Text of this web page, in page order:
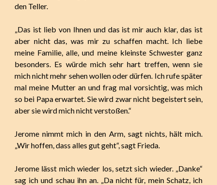
den Teller.
„Das ist lieb von Ihnen und das ist mir auch klar, das ist
aber nicht das, was mir zu schaffen macht. Ich liebe
meine Familie, alle, und meine kleinste Schwester ganz
besonders. Es würde mich sehr hart treffen, wenn sie
mich nicht mehr sehen wollen oder dürfen. Ich rufe später
mal meine Mutter an und frag mal vorsichtig, was mich
so bei Papa erwartet. Sie wird zwar nicht begeistert sein,
aber sie wird mich nicht verstoßen.“
Jerome nimmt mich in den Arm, sagt nichts, hält mich.
„Wir hoffen, dass alles gut geht“, sagt Frieda.
Jerome lässt mich wieder los, setzt sich wieder. „Danke“
sag ich und schau ihn an. „Da nicht für, mein Schatz, ich